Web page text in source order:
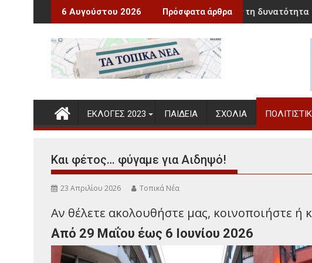
Περάστε
στο
6 Αυγούστου 2026 Πρόσφατα άρθρα
Οι δήμοι αποκτούν τη δυνατότητα χορήγησης
ΕΚΛΟΓΕΣ 2023 ΠΑΙΔΕΊΑ ΣΧΌΛΙΑ
Και φέτος… φύγαμε για Αιδηψό!
23 Απριλίου 2026 Τοπικά Νέα
Αν θέλετε ακολουθήστε μας, κοινοποιήστε ή
Από 29 Μαΐου έως 6 Ιουνίου 2026